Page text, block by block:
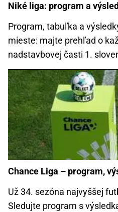
Niké liga: program a
Program, tabuľka a
mieste: majte prehľad o
nadstavbovej časti 1.
Chance Liga – program,
Už 34. sezóna najvyššej
Sledujte program s